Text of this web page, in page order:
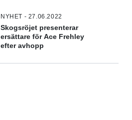
NYHET - 27.06.2022
Skogsröjet presenterar
ersättare för Ace Frehley
efter avhopp